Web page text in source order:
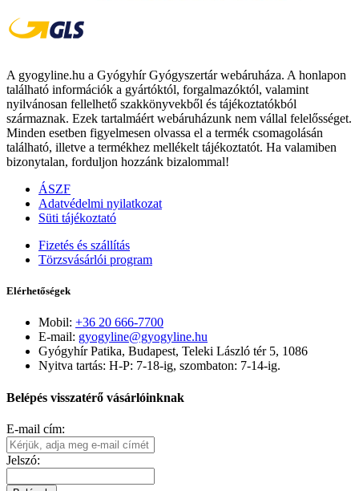
A gyogyline.hu a Gyógyhír Gyógyszertár webáruháza. A honlapon
található információk a gyártóktól, forgalmazóktól, valamint
nyilvánosan fellelhető szakkönyvekből és tájékoztatókból
származnak. Ezek tartalmáért webáruházunk nem vállal felelősséget.
Minden esetben figyelmesen olvassa el a termék csomagolásán
található, illetve a termékhez mellékelt tájékoztatót. Ha valamiben
bizonytalan, forduljon hozzánk bizalommal!
ÁSZF
Adatvédelmi nyilatkozat
Süti tájékoztató
Fizetés és szállítás
Törzsvásárlói program
Elérhetőségek
Mobil: +36 20 666-7700
E-mail: gyogyline@gyogyline.hu
Gyógyhír Patika, Budapest, Teleki László tér 5, 1086
Nyitva tartás: H-P: 7-18-ig, szombaton: 7-14-ig.
Belépés visszatérő vásárlóinknak
E-mail cím:
Jelszó: